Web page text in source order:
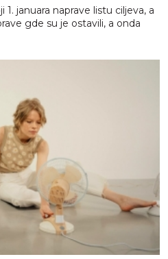
januara naprave listu ciljeva, a
gde su je ostavili, a onda